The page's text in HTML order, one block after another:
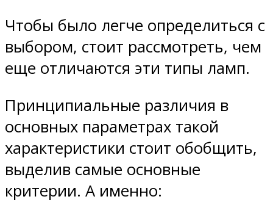
Чтобы было легче определиться с
выбором, стоит рассмотреть, чем
еще отличаются эти типы ламп.
Принципиальные различия в
основных параметрах такой
характеристики стоит обобщить,
выделив самые основные
критерии. А именно: